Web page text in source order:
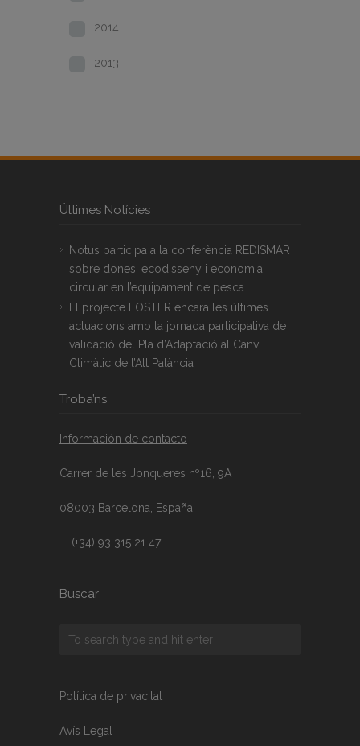
2014
2013
Últimes Notícies
Notus participa a la conferència REDISMAR
sobre dones, ecodisseny i economia
circular en l’equipament de pesca
El projecte FOSTER encara les últimes
actuacions amb la jornada participativa de
validació del Pla d’Adaptació al Canvi
Climàtic de l’Alt Palància
Troba’ns
Información de contacto
Carrer de les Jonqueres nº16, 9A
08003 Barcelona, España
T. (+34) 93 315 21 47
Buscar
Política de privacitat
Avís Legal